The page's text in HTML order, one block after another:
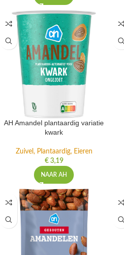
AH Amandel plantaardig variatie
kwark
Zuivel, Plantaardig, Eieren
€3,19
NAAR AH